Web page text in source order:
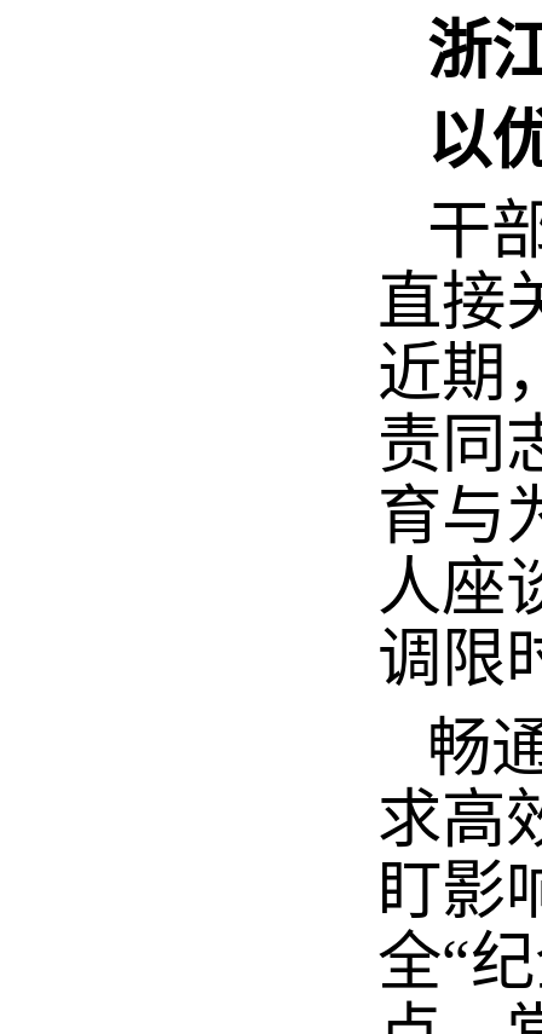
浙
以
干
直接
近期
责同
育与
人座
调限
畅
求高
盯影
全“